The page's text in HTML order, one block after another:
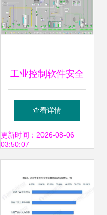
工业控制软件安全
构建坚不可摧的网
络安全与信息安全
查看详情
更新时间：2026-08-06
03:50:07